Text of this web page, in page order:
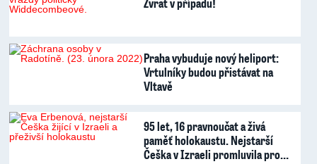
Praha vybuduje nový heliport:
Vrtulníky budou přistávat na
Vltavě
95 let, 16 pravnoučat a živá
paměť holokaustu. Nejstarší
Češka v Izraeli promluvila pro…